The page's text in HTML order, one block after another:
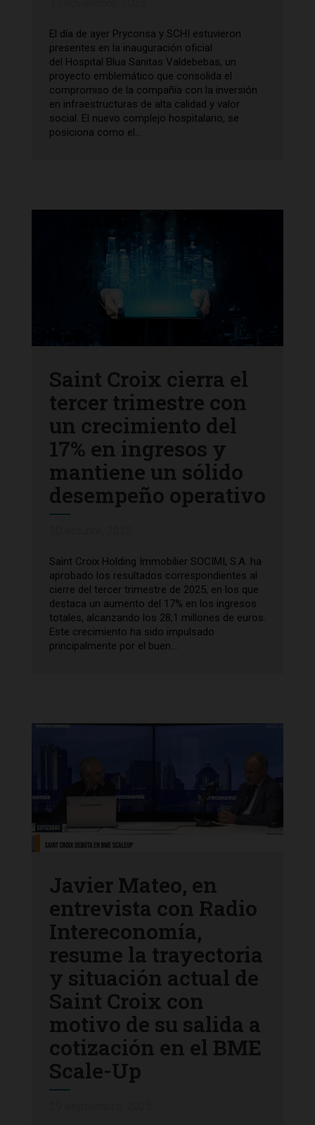
El día de ayer Pryconsa y SCHI estuvieron
presentes en la inauguración oficial
del Hospital Blua Sanitas Valdebebas, un
proyecto emblemático que consolida el
compromiso de la compañía con la inversión
en infraestructuras de alta calidad y valor
social. El nuevo complejo hospitalario, se
posiciona como el...
Saint Croix cierra el
tercer trimestre con
un crecimiento del
17% en ingresos y
mantiene un sólido
desempeño operativo
Saint Croix Holding Immobilier SOCIMI, S.A. ha
aprobado los resultados correspondientes al
cierre del tercer trimestre de 2025, en los que
destaca un aumento del 17% en los ingresos
totales, alcanzando los 28,1 millones de euros.
Este crecimiento ha sido impulsado
principalmente por el buen...
Javier Mateo, en
entrevista con Radio
Intereconomía,
resume la trayectoria
y situación actual de
Saint Croix con
motivo de su salida a
cotización en el BME
Scale-Up